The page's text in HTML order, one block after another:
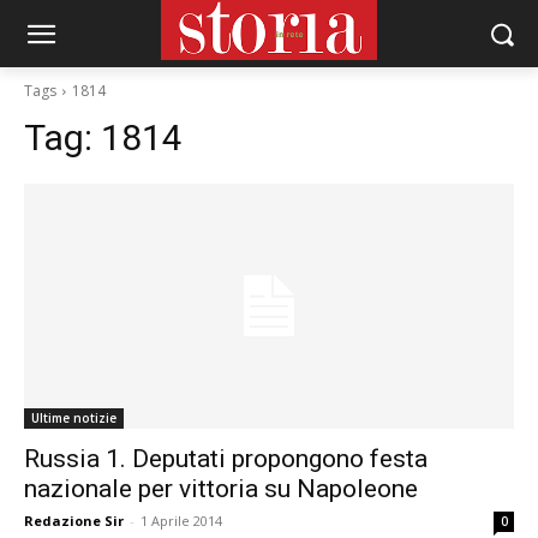
Tags 1814
Tag: 1814
Ultime notizie
Russia 1. Deputati propongono festa
nazionale per vittoria su Napoleone
Redazione Sir - 1 Aprile 2014 0